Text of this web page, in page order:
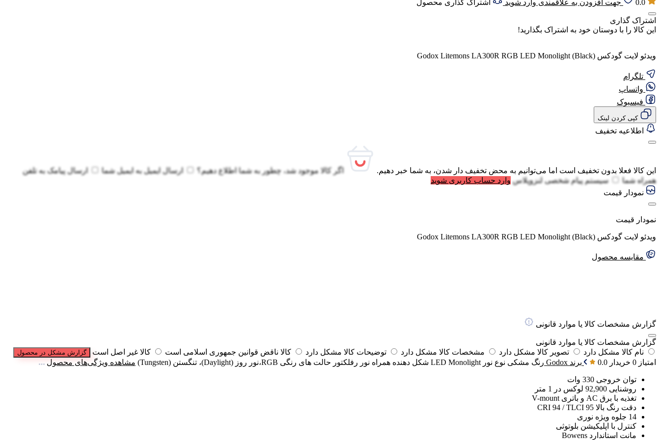
0.0
جهت افزودن به علاقمندی وارد شوید اشتراک گذاری محصول
اشتراک گذاری
این کالا را با دوستان خود به اشتراک بگذارید!
ویدئو لایت گودکس Godox Litemons LA300R RGB LED Monolight (Black)
تلگرام
واتساپ
فیسبوک
کپی کردن لینک
اطلاعیه تخفیف
این کالا فعلا بدون تخفیف است اما می‌توانیم به محض تخفیف دار شدن، به شما خبر دهیم. اگر کالا موجود شد، چطور به شما اطلاع دهیم؟ ارسال ایمیل به ایمیل شما ارسال پیامک به تلفن
همراه شما
سیستم پیام شخصی لنزوپلاس وارد حساب کاربری شوید
نمودار قیمت
نمودار قیمت
ویدئو لایت گودکس Godox Litemons LA300R RGB LED Monolight (Black)
مقایسه محصول
گزارش مشخصات کالا یا موارد قانونی
گزارش مشخصات کالا یا موارد قانونی
نام کالا مشکل دارد
تصویر کالا مشکل دارد مشخصات کالا مشکل دارد توضیحات کالا مشکل دارد کالا ناقض قوانین جمهوری اسلامی است کالا غیر اصل است گزارش مشکل در محصول
امتیاز 0 خریدار 0.0 برند Godox رنگ مشکی نوع نور LED Monolight شکل دهنده همراه نور رفلکتور حالت های رنگی RGB،نور روز (Daylight)، تنگستن (Tungsten) مشاهده ویژگی‌های محصول
توان خروجی 330 وات
روشنایی 92,900 لوکس در 1 متر
تغذیه با برق AC و باتری V-mount
دقت رنگ بالا CRI 94 / TLCI 95
14 جلوه ویژه نوری
کنترل با اپلیکیشن بلوتوثی
مانت استاندارد Bowens